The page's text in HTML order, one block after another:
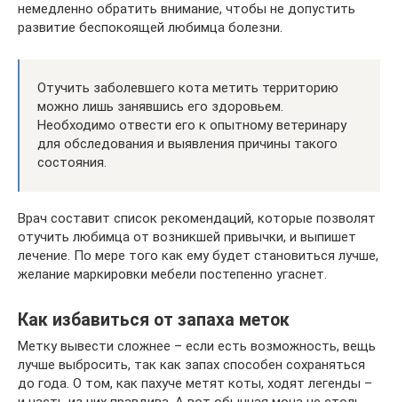
немедленно обратить внимание, чтобы не допустить
развитие беспокоящей любимца болезни.
Отучить заболевшего кота метить территорию
можно лишь занявшись его здоровьем.
Необходимо отвести его к опытному ветеринару
для обследования и выявления причины такого
состояния.
Врач составит список рекомендаций, которые позволят
отучить любимца от возникшей привычки, и выпишет
лечение. По мере того как ему будет становиться лучше,
желание маркировки мебели постепенно угаснет.
Как избавиться от запаха меток
Метку вывести сложнее – если есть возможность, вещь
лучше выбросить, так как запах способен сохраняться
до года. О том, как пахуче метят коты, ходят легенды –